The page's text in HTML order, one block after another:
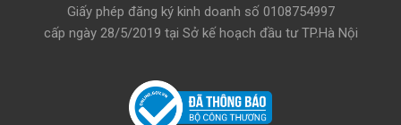
Giấy phép đăng ký kinh doanh số 0108754997
cấp ngày 28/5/2019 tại Sở kế hoạch đầu tư TP.Hà Nội